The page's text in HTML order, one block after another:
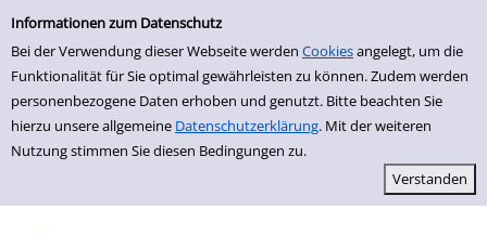
Informationen zum Datenschutz
Bei der Verwendung dieser Webseite werden Cookiesangelegt, um die
Funktionalität für Sie optimal gewährleisten zu können. Zudem werden
personenbezogene Daten erhoben und genutzt. Bitte beachten Sie
hierzu unsere allgemeine Datenschutzerklärung. Mit der weiteren
Nutzung stimmen Sie diesen Bedingungen zu.
zur Navigation springen
zum Inhalt springen